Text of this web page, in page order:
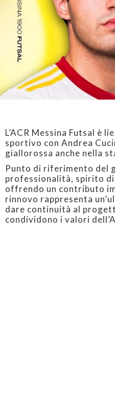
L’ACR Messina Futsal è
sportivo con Andrea
giallorossa anche nella
Punto di riferimento del
professionalità, spirito
offrendo un contributo
rinnovo rappresenta
dare continuità al
condividono i valori